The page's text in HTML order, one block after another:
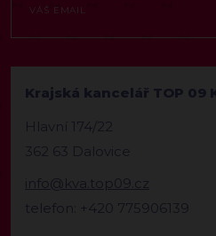
Krajská kancelář TOP 09
Hlavní 174/22
362 63 Dalovice
info@kva.top09.cz
telefon: +420 775906139